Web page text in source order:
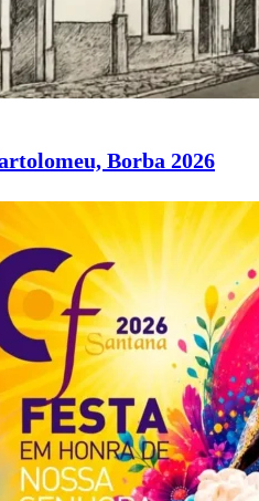
Borba 2026